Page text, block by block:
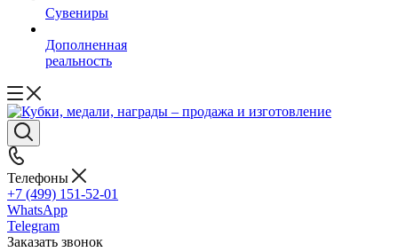
Сувениры
Дополненная
реальность
Телефоны
+7 (499) 151-52-01
WhatsApp
Telegram
Заказать звонок